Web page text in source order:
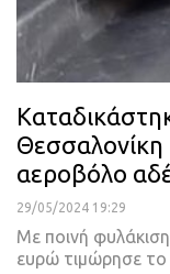
αεροβόλο
29/05/2024 19:29
Με ποινή
ευρώ τιμώρησε το